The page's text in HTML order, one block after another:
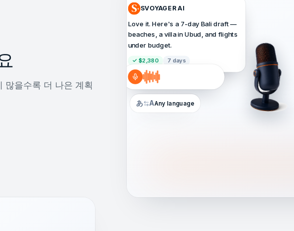
많을수록 더 나은 계획
SVOYAGER AI
Love it. Here's a 7-day Bali draft —
beaches, a villa in Ubud, and flights
under budget.
✓ $2,380 7 days
あ AAny language